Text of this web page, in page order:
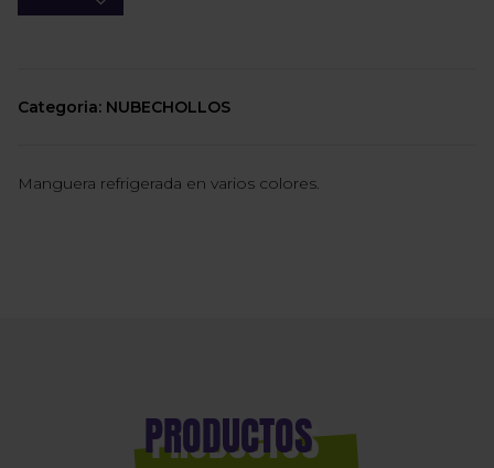
Categoria: NUBECHOLLOS
Manguera refrigerada en varios colores.
PRODUCTOS